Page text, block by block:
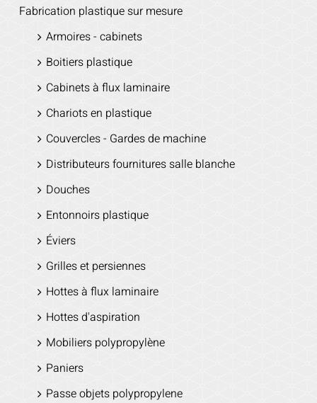
Fabrication plastique sur mesure
Armoires - cabinets
Boitiers plastique
Cabinets à flux laminaire
Chariots en plastique
Couvercles - Gardes de machine
Distributeurs fournitures salle blanche
Douches
Entonnoirs plastique
Éviers
Grilles et persiennes
Hottes à flux laminaire
Hottes d'aspiration
Mobiliers polypropylène
Paniers
Passe objets polypropylene